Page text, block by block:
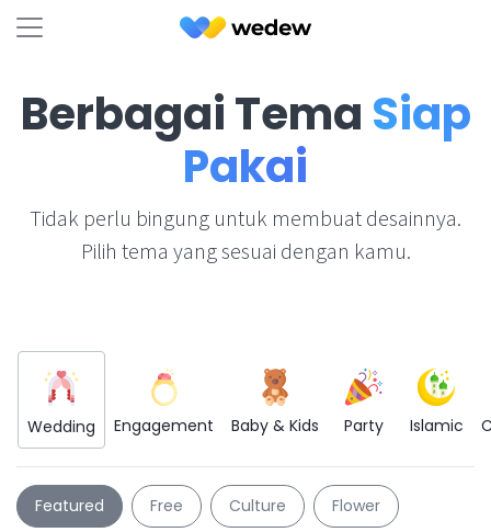
Berbagai Tema Siap
Pakai
Tidak perlu bingung untuk membuat desainnya.
Pilih tema yang sesuai dengan kamu.
Wedding Engagement Baby & Kids Party Islamic
Featured Free Culture Flower